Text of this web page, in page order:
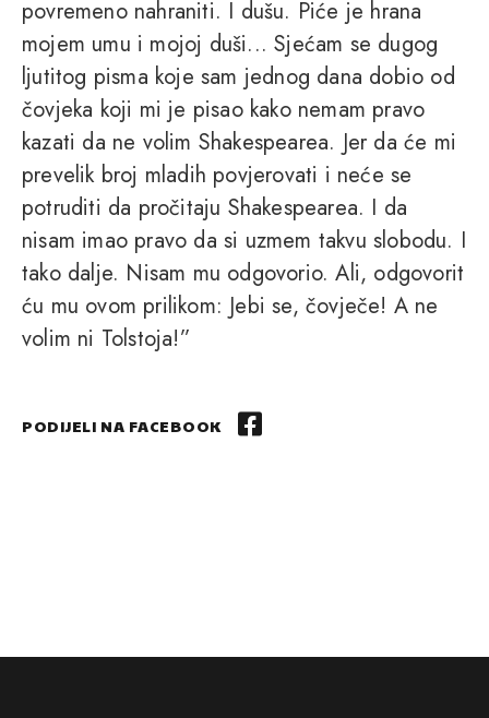
povremeno nahraniti. I dušu. Piće je hrana
mojem umu i mojoj duši... Sjećam se dugog
ljutitog pisma koje sam jednog dana dobio od
čovjeka koji mi je pisao kako nemam pravo
kazati da ne volim Shakespearea. Jer da će mi
prevelik broj mladih povjerovati i neće se
potruditi da pročitaju Shakespearea. I da
nisam imao pravo da si uzmem takvu slobodu. I
tako dalje. Nisam mu odgovorio. Ali, odgovorit
ću mu ovom prilikom: Jebi se, čovječe! A ne
volim ni Tolstoja!”
PODIJELI NA FACEBOOK